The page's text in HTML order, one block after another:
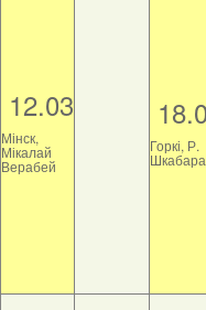
12.03
Мінск,
Мікалай
Верабей
Горкі, Р.
Шкабара